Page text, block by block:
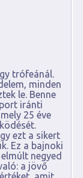
trófeánál.
minden
le. Benne
iránti
25 éve
ezt a sikert
Ez a bajnoki
negyed
a jövő